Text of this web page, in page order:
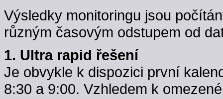
Výsledky monitoringu jsou
různým časovým odstupem od
1. Ultra rapid řešení
Je obvykle k dispozici první
8:30 a 9:00. Vzhledem k